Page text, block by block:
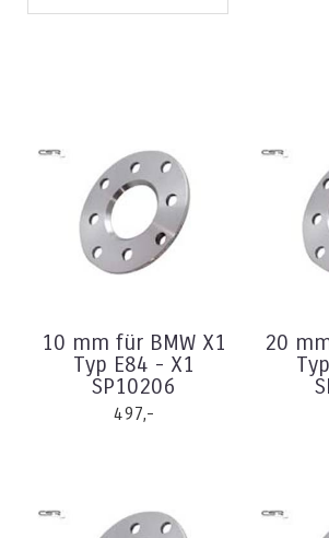
10 mm für BMW X1
Typ E84 - X1
SP10206
497,-
20